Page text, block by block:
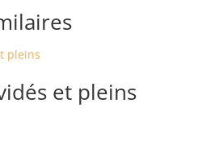
et pleins